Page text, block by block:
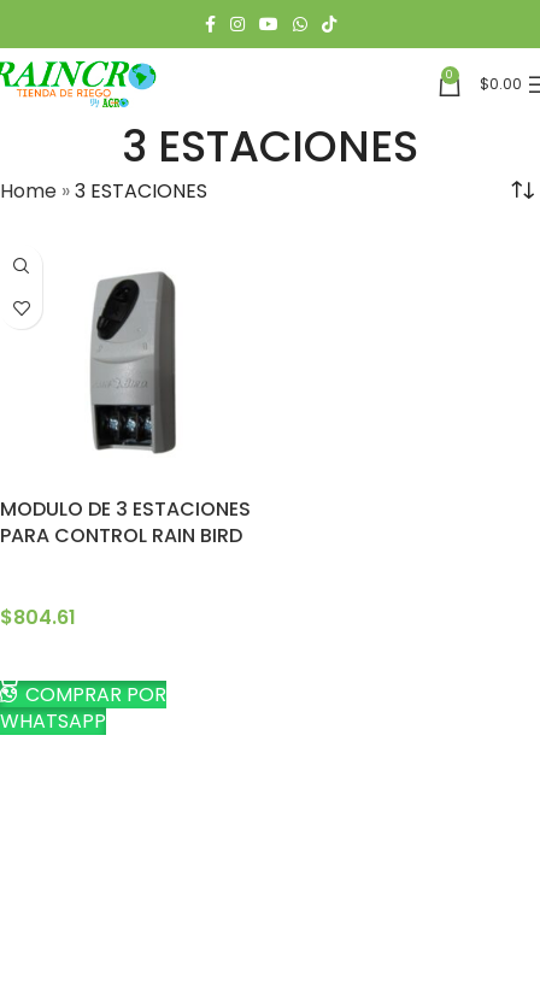
0 $0.00
3 ESTACIONES
Home »3 ESTACIONES
MODULO DE 3 ESTACIONES
PARA CONTROL RAIN BIRD
$804.61
COMPRAR POR
WHATSAPP